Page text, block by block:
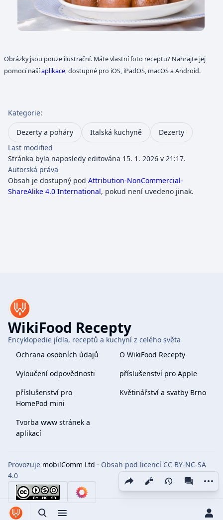
Share this page
Zobrazení
Obrázky jsou pouze ilustrační. Máte vlastní foto receptu? Nahrajte jej
pomocí našíaplikace, dostupné pro iOS, iPadOS, macOS a Android.
Kategorie:
Dezerty a poháry Italská kuchyně
Dezerty
Last modified
Stránka byla naposledy editována 15. 1. 2026 v 21:17.
Autorská práva
Obsah je dostupný pod Attribution-NonCommercial-
ShareAlike 4.0 International, pokud není uvedeno jinak.
WikiFood Recepty
Encyklopedie jídla, receptů a kuchyní z celého světa
Ochrana osobních údajů
O WikiFood Recepty
Vyloučení odpovědnosti
příslušenství pro Apple
příslušenství pro
HomePod mini
Květinářství a svatby Brno
Tvorba www stránek a
aplikací
Provozuje mobilComm Ltd · Obsah pod licencí CC BY-NC-SA
4.0